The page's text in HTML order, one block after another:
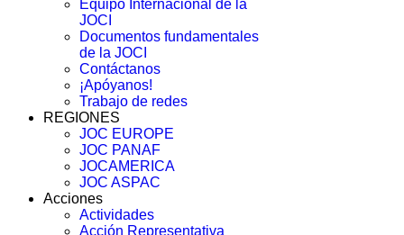
Equipo Internacional de la
JOCI
Documentos fundamentales
de la JOCI
Contáctanos
¡Apóyanos!
Trabajo de redes
REGIONES
JOC EUROPE
JOC PANAF
JOCAMERICA
JOC ASPAC
Acciones
Actividades
Acción Representativa